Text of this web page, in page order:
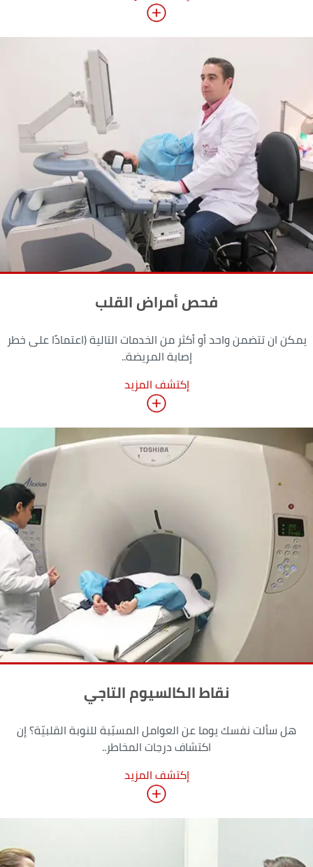
فحص أمراض القلب
يمكن ان تتضمن واحد أو أكثر من الخدمات التالية (اعتمادًا على خطر
إصابة المريضة..
إكتشف المزيد
نقاط الكالسيوم التاجي
هل سألت نفسك يوما عن العوامل المسبّبة للنوبة القلبيّة؟ إن
اكتشاف درجات المخاطر..
إكتشف المزيد